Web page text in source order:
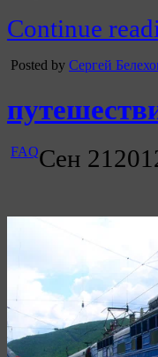
Continue
Posted by Сергей
FAQСен 21